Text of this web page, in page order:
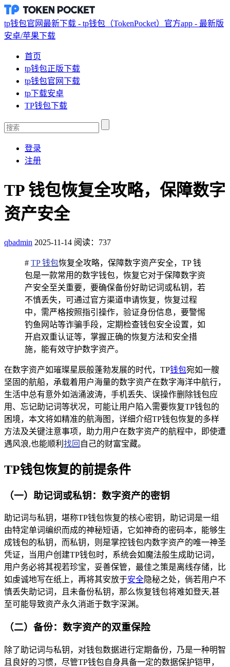
tp钱包官网最新下载 - tp钱包（TokenPocket）官方app - 最新版
安卓/苹果下载
首页
tp钱包正版下载
tp钱包官网下载
tp下载安卓
TP钱包下载
登录
注册
TP 钱包恢复全攻略，保障数字
资产安全
qbadmin 2025-11-14 阅读：737
# TP 钱包恢复全攻略，保障数字资产安全，TP 钱
包是一款常用的数字钱包，恢复它对于保障数字资
产安全至关重要，要确保备份好助记词或私钥，若
不慎丢失，可通过官方渠道申请恢复，恢复过程
中，需严格按照指引操作，验证身份信息，要警惕
钓鱼网站等诈骗手段，定期检查钱包安全设置，如
开启双重认证等，掌握正确的恢复方法和安全措
施，能有效守护数字资产。
在数字资产如璀璨星辰般蓬勃发展的时代，TP钱包宛如一艘
坚固的航船，承载着用户海量的数字资产在数字海洋中航行，
生活中总有意外如汹涌波涛，手机丢失、误操作删除钱包应
用、忘记助记词等状况，可能让用户陷入需要恢复TP钱包的
困境，本文将如精准的航海图，详细介绍TP钱包恢复的多样
方法及关键注意事项，助力用户在数字资产的航程中，即使遭
遇风浪,也能顺利 找回 自己的财富宝藏。
TP钱包恢复的前提条件
（一）助记词或私钥：数字资产的密钥
助记词与私钥，堪称TP钱包恢复的核心密钥，助记词是一组
由特定单词编织而成的神秘短语，它如神奇的密码本，能够生
成钱包的私钥，而私钥，则是掌控钱包内数字资产的唯一神圣
凭证，当用户创建TP钱包时，系统会如魔法般生成助记词，
用户务必将其视若珍宝，妥善保管，最佳之策是离线存储，比
如虔诚地写在纸上，再将其安放于安全隐秘之处，倘若用户不
慎丢失助记词，且未备份私钥，那么恢复钱包将难如登天,甚
至可能导致资产永久消逝于数字深渊。
（二）备份：数字资产的双重保险
除了助记词与私钥，对钱包数据进行定期备份，乃是一种明智
且良好的习惯，尽管TP钱包自身具备一定的数据保护铠甲，